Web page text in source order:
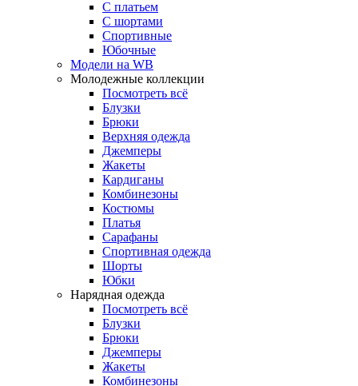
С платьем
С шортами
Спортивные
Юбочные
Модели на WB
Молодежные коллекции
Посмотреть всё
Блузки
Брюки
Верхняя одежда
Джемперы
Жакеты
Кардиганы
Комбинезоны
Костюмы
Платья
Сарафаны
Спортивная одежда
Шорты
Юбки
Нарядная одежда
Посмотреть всё
Блузки
Брюки
Джемперы
Жакеты
Комбинезоны